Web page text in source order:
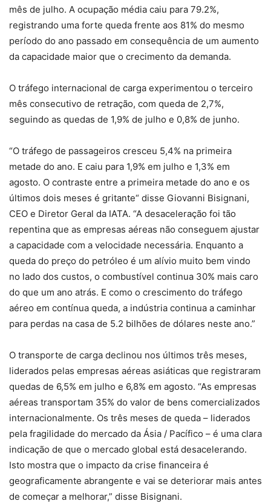
mês de julho. A ocupação média caiu para 79.2%,
registrando uma forte queda frente aos 81% do mesmo
período do ano passado em consequência de um aumento
da capacidade maior que o crecimento da demanda.
O tráfego internacional de carga experimentou o terceiro
mês consecutivo de retração, com queda de 2,7%,
seguindo as quedas de 1,9% de julho e 0,8% de junho.
“O tráfego de passageiros cresceu 5,4% na primeira
metade do ano. E caiu para 1,9% em julho e 1,3% em
agosto. O contraste entre a primeira metade do ano e os
últimos dois meses é gritante“ disse Giovanni Bisignani,
CEO e Diretor Geral da IATA. “A desaceleração foi tão
repentina que as empresas aéreas não conseguem ajustar
a capacidade com a velocidade necessária. Enquanto a
queda do preço do petróleo é um alívio muito bem vindo
no lado dos custos, o combustível continua 30% mais caro
do que um ano atrás. E como o crescimento do tráfego
aéreo em contínua queda, a indústria continua a caminhar
para perdas na casa de 5.2 bilhões de dólares neste ano.”
O transporte de carga declinou nos últimos três meses,
liderados pelas empresas aéreas asiáticas que registraram
quedas de 6,5% em julho e 6,8% em agosto. “As empresas
aéreas transportam 35% do valor de bens comercializados
internacionalmente. Os três meses de queda – liderados
pela fragilidade do mercado da Ásia / Pacífico – é uma clara
indicação de que o mercado global está desacelerando.
Isto mostra que o impacto da crise financeira é
geograficamente abrangente e vai se deteriorar mais antes
de começar a melhorar,” disse Bisignani.